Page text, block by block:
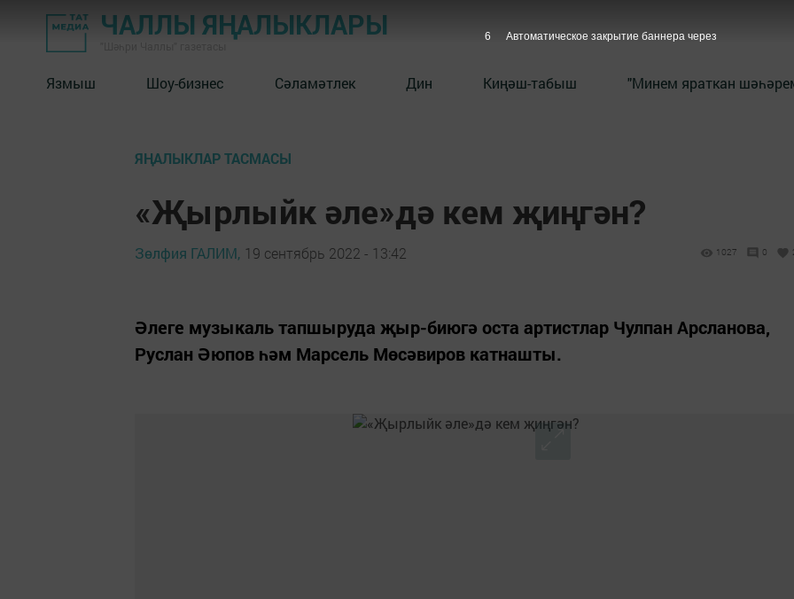
ЧАЛЛЫ ЯҢАЛЫКЛАРЫ
Язмыш Шоу-бизнес Сәламәтлек Дин Киңәш-табыш "Минем яраткан
ЯҢАЛЫКЛАР ТАСМАСЫ
«Җырлыйк әле»дә кем җиңгән?
Зөлфия ГАЛИМ, 19 сентябрь 2022 - 13:42 1027 0
Әлеге музыкаль тапшыруда җыр-биюгә оста артистлар Чулпан Арсланова,
Руслан Әюпов һәм Марсель Мөсәвиров катнашты.
5 Автоматическое закрытие баннера через